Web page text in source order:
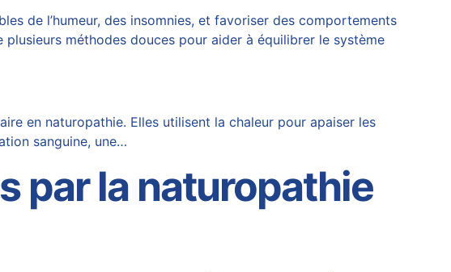
de l’humeur, des insomnies, et favoriser des comportements
plusieurs méthodes douces pour aider à équilibrer le système
en naturopathie. Elles utilisent la chaleur pour apaiser les
sanguine, une…
par la naturopathie